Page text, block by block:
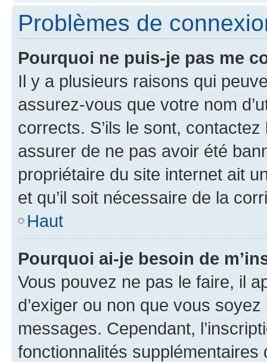
Problèmes de
Pourquoi ne puis-je pas me
Il y a plusieurs raisons qui
assurez-vous que votre nom
corrects. S’ils le sont,
assurer de ne pas avoir été
propriétaire du site internet ait
et qu’il soit nécessaire de la
Haut
Pourquoi ai-je besoin de
Vous pouvez ne pas le faire, il
d’exiger ou non que vous
messages. Cependant,
fonctionnalités